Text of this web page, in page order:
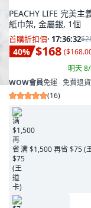
PEACHY LIFE 完美
紙巾架, 金屬銀, 1個
首購折扣價· 17:36:31
40% $168 (
明天
WOW會員免運 ∙ 免費退貨
(16)
满 $1,500 再省 $75 (